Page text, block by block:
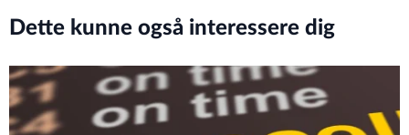
Dette kunne også interessere dig